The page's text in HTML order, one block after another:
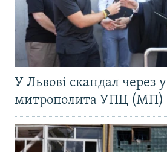
У Львові скандал через
митрополита УПЦ (МП)